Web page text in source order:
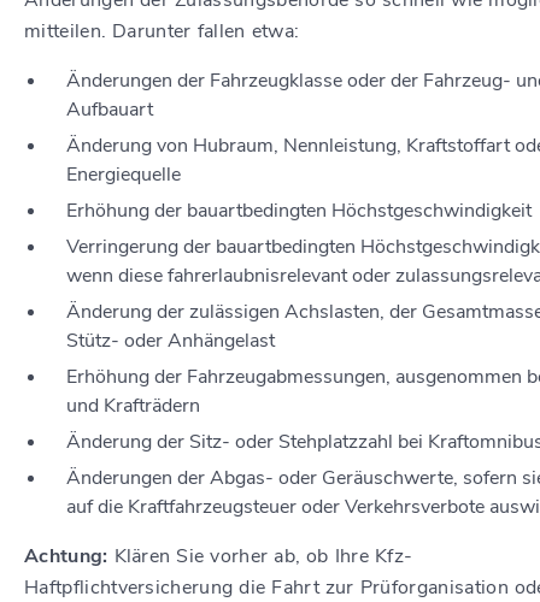
mitteilen. Darunter fallen etwa:
Änderungen der Fahrzeugklasse oder der Fahrzeug-
Aufbauart
Änderung von Hubraum, Nennleistung, Kraftstoffart
Energiequelle
Erhöhung der bauartbedingten Höchstgeschwindigkeit
Verringerung der bauartbedingten
wenn diese fahrerlaubnisrelevant oder
Änderung der zulässigen Achslasten, der
Stütz- oder Anhängelast
Erhöhung der Fahrzeugabmessungen, ausgenommen
und Krafträdern
Änderung der Sitz- oder Stehplatzzahl bei
Änderungen der Abgas- oder Geräuschwerte, sofern
auf die Kraftfahrzeugsteuer oder Verkehrsverbote
Achtung: Klären Sie vorher ab, ob Ihre Kfz-
Haftpflichtversicherung die Fahrt zur Prüforganisation